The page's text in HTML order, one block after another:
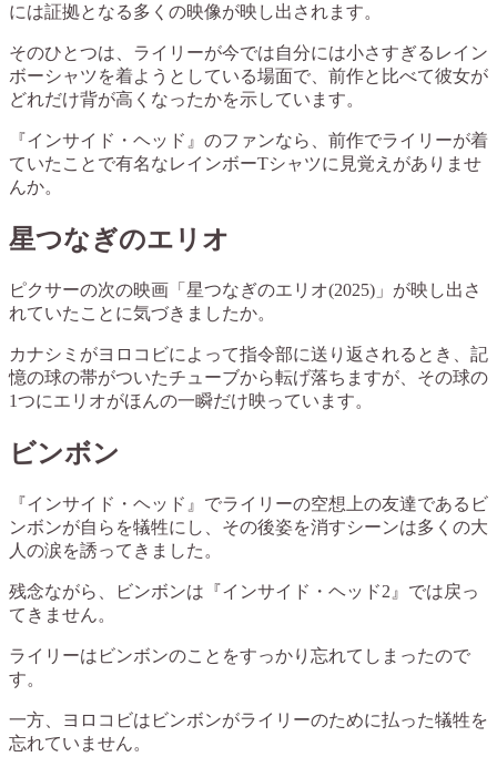
には証拠となる多くの映像が映し出されます。
そのひとつは、ライリーが今では自分には小さすぎるレイン
ボーシャツを着ようとしている場面で、前作と比べて彼女が
どれだけ背が高くなったかを示しています。
『インサイド・ヘッド』のファンなら、前作でライリーが着
ていたことで有名なレインボーTシャツに見覚えがありませ
んか。
星つなぎのエリオ
ピクサーの次の映画「星つなぎのエリオ(2025)」が映し出さ
れていたことに気づきましたか。
カナシミがヨロコビによって指令部に送り返されるとき、記
憶の球の帯がついたチューブから転げ落ちますが、その球の
1つにエリオがほんの一瞬だけ映っています。
ビンボン
『インサイド・ヘッド』でライリーの空想上の友達であるビ
ンボンが自らを犠牲にし、その後姿を消すシーンは多くの大
人の涙を誘ってきました。
残念ながら、ビンボンは『インサイド・ヘッド2』では戻っ
てきません。
ライリーはビンボンのことをすっかり忘れてしまったので
す。
一方、ヨロコビはビンボンがライリーのために払った犠牲を
忘れていません。